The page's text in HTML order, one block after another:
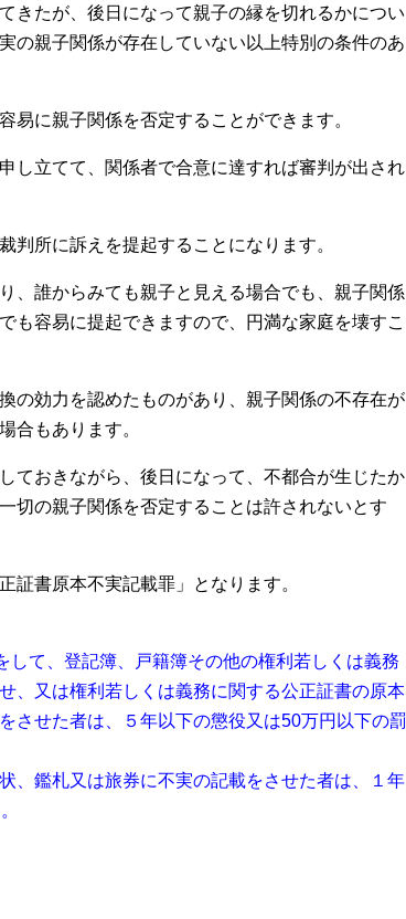
きたが、後日になって親子の縁を切れるかについ
の親子関係が存在していない以上特別の条件のあ
易に親子関係を否定することができます。
し立てて、関係者で合意に達すれば審判が出され
判所に訴えを提起することになります。
、誰からみても親子と見える場合でも、親子関係
も容易に提起できますので、円満な家庭を壊すこ
の効力を認めたものがあり、親子関係の不存在が
合もあります。
ておきながら、後日になって、不都合が生じたか
切の親子関係を否定することは許されないとす
証書原本不実記載罪」となります。
て、登記簿、戸籍簿その他の権利若しくは義務
、又は権利若しくは義務に関する公正証書の原本
させた者は、５年以下の懲役又は50万円以下の罰
、鑑札又は旅券に不実の記載をさせた者は、１年